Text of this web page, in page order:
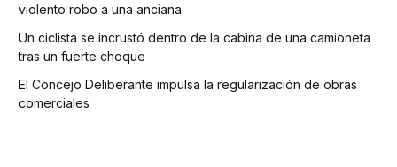
violento robo a una anciana
Un ciclista se incrustó dentro de la cabina de una camioneta
tras un fuerte choque
El Concejo Deliberante impulsa la regularización de obras
comerciales